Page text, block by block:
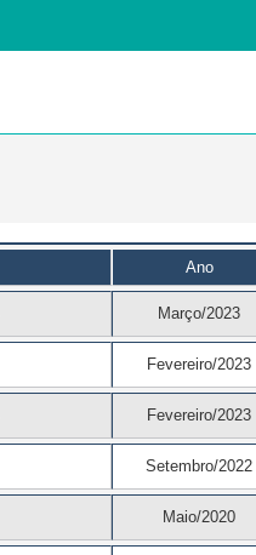
Ano
Março/2023
Fevereiro/2023
Fevereiro/2023
Setembro/2022
Maio/2020